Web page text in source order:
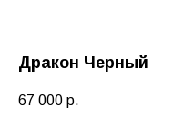
Дракон Черный
67 000 р.